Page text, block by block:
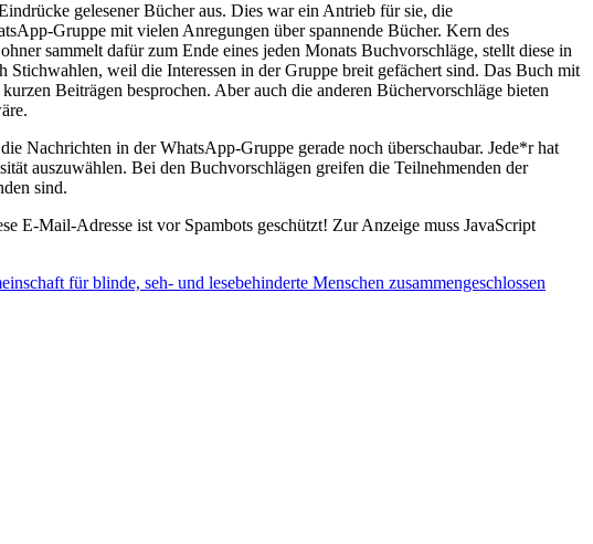
gelesener Bücher aus. Dies war ein Antrieb für sie, die
Gruppe mit vielen Anregungen über spannende Bücher. Kern des
sammelt dafür zum Ende eines jeden Monats Buchvorschläge, stellt diese in
weil die Interessen in der Gruppe breit gefächert sind. Das Buch mit
Beiträgen besprochen. Aber auch die anderen Büchervorschläge bieten
Nachrichten in der WhatsApp-Gruppe gerade noch überschaubar. Jede*r hat
auszuwählen. Bei den Buchvorschlägen greifen die Teilnehmenden der
sind.
E-Mail-Adresse ist vor Spambots geschützt! Zur Anzeige muss JavaScript
für blinde, seh- und lesebehinderte Menschen zusammengeschlossen